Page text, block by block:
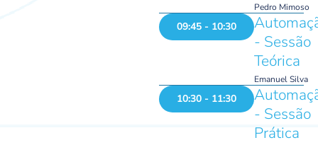
Pedro Mimoso
09:45 - 10:30
- Sessão
Teórica
Emanuel Silva
10:30 - 11:30
- Sessão
Prática